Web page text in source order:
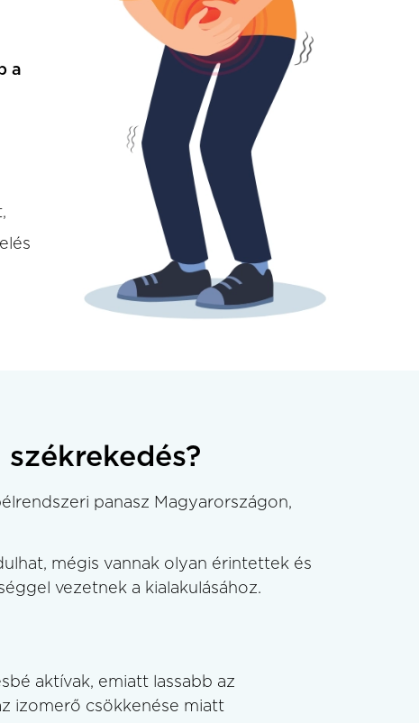
a
székrekedés?
panasz Magyarországon,
mégis vannak olyan érintettek és
vezetnek a kialakulásához.
aktívak, emiatt lassabb az
izomerő csökkenése miatt